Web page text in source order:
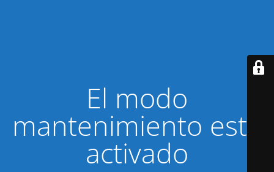
El modo
mantenimiento está
activado